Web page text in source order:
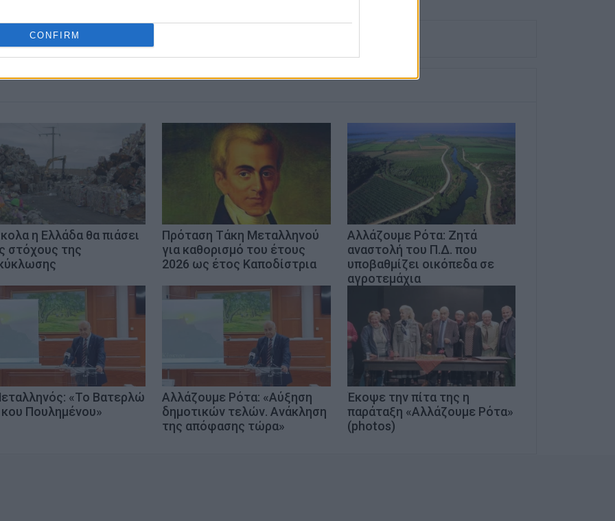
CONFIRM
ΡΟΤΑ
η Ελλάδα θα πιάσει
στόχους της
Πρόταση Τάκη Μεταλληνού
για καθορισμό του έτους
2026 ως έτος Καποδίστρια
Αλλάζουμε Ρότα: Ζητά
αναστολή του Π.Δ. που
υποβαθμίζει οικόπεδα σε
αγροτεμάχια
«Το Βατερλώ
Πουλημένου»
Αλλάζουμε Ρότα: «Αύξηση
δημοτικών τελών. Ανάκληση
της απόφασης τώρα»
Έκοψε την πίτα της η
παράταξη «Αλλάζουμε Ρότα»
(photos)